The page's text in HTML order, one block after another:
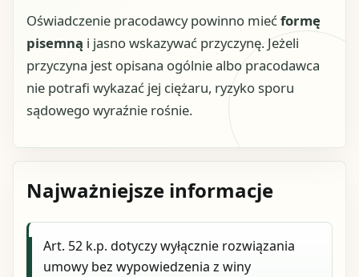
Oświadczenie pracodawcy powinno miećformę
pisemną i jasno wskazywać przyczynę. Jeżeli
przyczyna jest opisana ogólnie albo pracodawca
nie potrafi wykazać jej ciężaru, ryzyko sporu
sądowego wyraźnie rośnie.
Najważniejsze informacje
Art. 52 k.p. dotyczy wyłącznie rozwiązania
umowy bez wypowiedzenia z winy